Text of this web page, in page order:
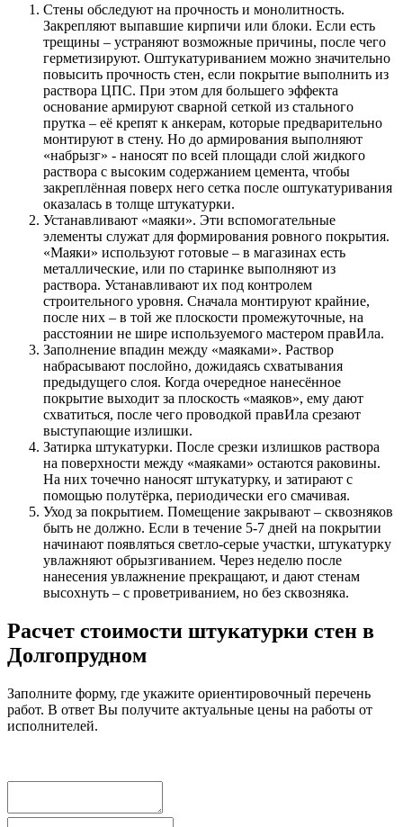
Стены обследуют на прочность и монолитность.
Закрепляют выпавшие кирпичи или блоки. Если есть
трещины – устраняют возможные причины, после чего
герметизируют. Оштукатуриванием можно значительно
повысить прочность стен, если покрытие выполнить из
раствора ЦПС. При этом для большего эффекта
основание армируют сварной сеткой из стального
прутка – её крепят к анкерам, которые предварительно
монтируют в стену. Но до армирования выполняют
«набрызг» - наносят по всей площади слой жидкого
раствора с высоким содержанием цемента, чтобы
закреплённая поверх него сетка после оштукатуривания
оказалась в толще штукатурки.
Устанавливают «маяки». Эти вспомогательные
элементы служат для формирования ровного покрытия.
«Маяки» используют готовые – в магазинах есть
металлические, или по старинке выполняют из
раствора. Устанавливают их под контролем
строительного уровня. Сначала монтируют крайние,
после них – в той же плоскости промежуточные, на
расстоянии не шире используемого мастером правИла.
Заполнение впадин между «маяками». Раствор
набрасывают послойно, дожидаясь схватывания
предыдущего слоя. Когда очередное нанесённое
покрытие выходит за плоскость «маяков», ему дают
схватиться, после чего проводкой правИла срезают
выступающие излишки.
Затирка штукатурки. После срезки излишков раствора
на поверхности между «маяками» остаются раковины.
На них точечно наносят штукатурку, и затирают с
помощью полутёрка, периодически его смачивая.
Уход за покрытием. Помещение закрывают – сквозняков
быть не должно. Если в течение 5-7 дней на покрытии
начинают появляться светло-серые участки, штукатурку
увлажняют обрызгиванием. Через неделю после
нанесения увлажнение прекращают, и дают стенам
высохнуть – с проветриванием, но без сквозняка.
Расчет стоимости штукатурки стен в
Долгопрудном
Заполните форму, где укажите ориентировочный перечень
работ. В ответ Вы получите актуальные цены на работы от
исполнителей.